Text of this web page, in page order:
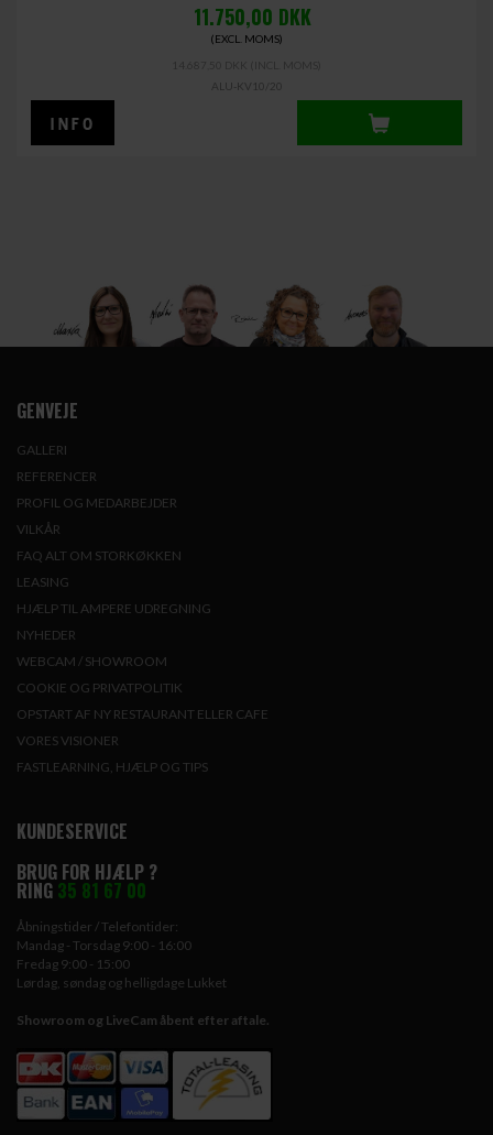
11.750,00 DKK
(EXCL. MOMS)
ALU-KV10/20
GENVEJE
GALLERI
REFERENCER
PROFIL OG MEDARBEJDER
VILKÅR
FAQ ALT OM STORKØKKEN
LEASING
HJÆLP TIL AMPERE UDREGNING
NYHEDER
WEBCAM / SHOWROOM
COOKIE OG PRIVATPOLITIK
OPSTART AF NY RESTAURANT ELLER CAFE
VORES VISIONER
FASTLEARNING, HJÆLP OG TIPS
KUNDESERVICE
BRUG FOR HJÆLP ?
RING 35 81 67 00
Åbningstider / Telefontider:
Mandag - Torsdag 9:00 - 16:00
Fredag 9:00 - 15:00
Lørdag, søndag og helligdage Lukket
Showroom og LiveCam åbent efter aftale.